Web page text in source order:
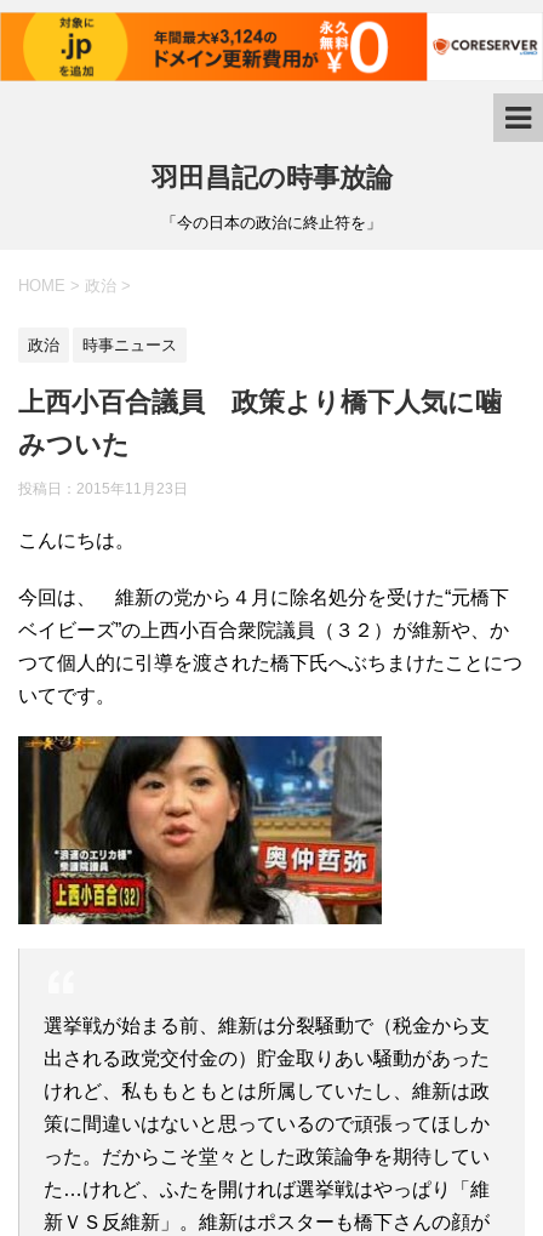
羽田昌記の時事放論
「今の日本の政治に終止符を」
HOME > 政治 >
政治 時事ニュース
上西小百合議員 政策より橋下人気に噛
みついた
投稿日： 2015年11月23日
こんにちは。
今回は、 維新の党から４月に除名処分を受けた“元橋下
ベイビーズ”の上西小百合衆院議員（３２）が維新や、か
つて個人的に引導を渡された橋下氏へぶちまけたことにつ
いてです。
選挙戦が始まる前、維新は分裂騒動で（税金から支
出される政党交付金の）貯金取りあい騒動があった
けれど、私ももともとは所属していたし、維新は政
策に間違いはないと思っているので頑張ってほしか
った。だからこそ堂々とした政策論争を期待してい
た…けれど、ふたを開ければ選挙戦はやっぱり「維
新ＶＳ反維新」。維新はポスターも橋下さんの顔が